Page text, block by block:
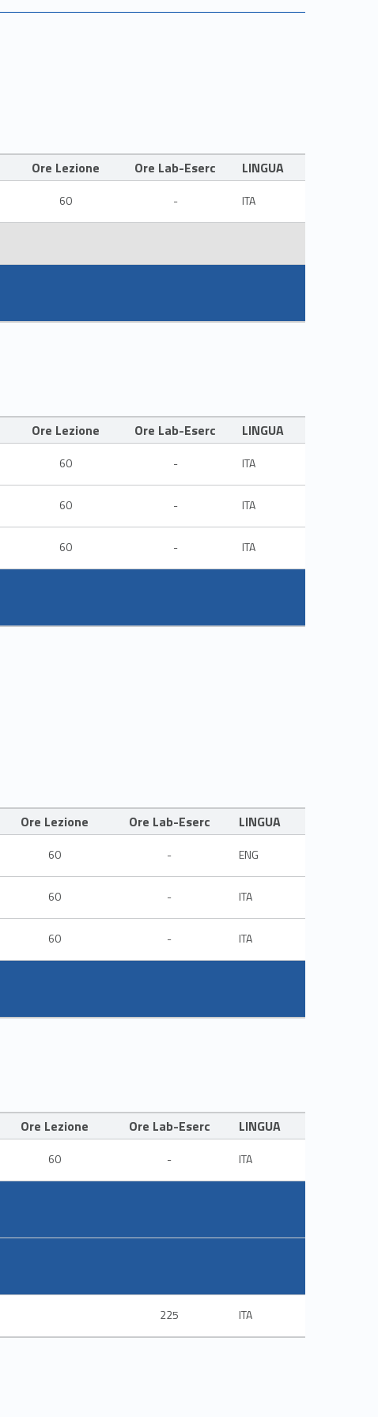
Ore Lezione Ore Lab-Eserc LINGUA
60 - ITA
Ore Lezione Ore Lab-Eserc LINGUA
60 - ITA
60 - ITA
60 - ITA
Ore Lezione Ore Lab-Eserc LINGUA
60 - ENG
60 - ITA
60 - ITA
Ore Lezione Ore Lab-Eserc LINGUA
60 - ITA
225 ITA